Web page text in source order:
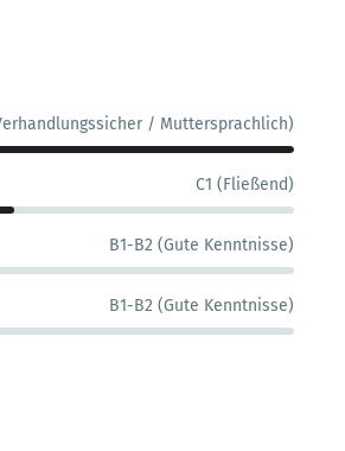
/ Muttersprachlich)
C1 (Fließend)
B1-B2 (Gute Kenntnisse)
B1-B2 (Gute Kenntnisse)